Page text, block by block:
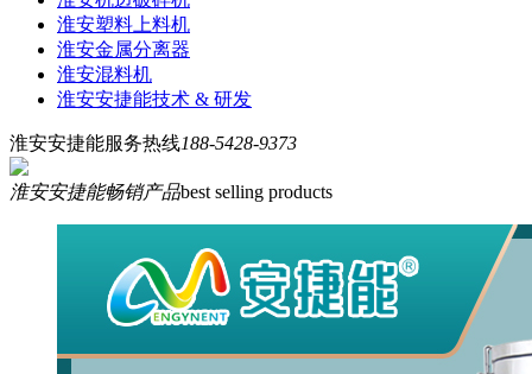
淮安塑料上料机
淮安金属分离器
淮安混料机
淮安安捷能技术 & 研发
淮安安捷能服务热线188-5428-9373
淮安安捷能畅销产品best selling products